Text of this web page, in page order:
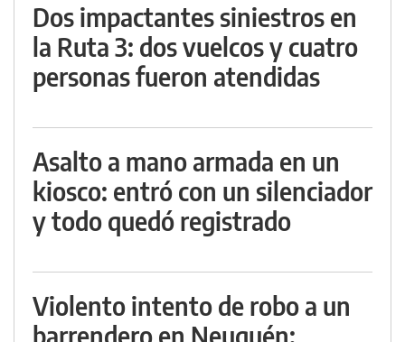
Dos impactantes siniestros en
la Ruta 3: dos vuelcos y cuatro
personas fueron atendidas
Asalto a mano armada en un
kiosco: entró con un silenciador
y todo quedó registrado
Violento intento de robo a un
barrendero en Neuquén: